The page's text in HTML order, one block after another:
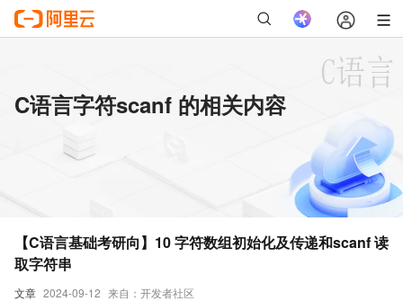
C语言字符scanf 的相关内容
文章 2024-09-12 来自：开发者社区
【C语言基础考研向】10 字符数组初始化及传递和scanf 读
取字符串